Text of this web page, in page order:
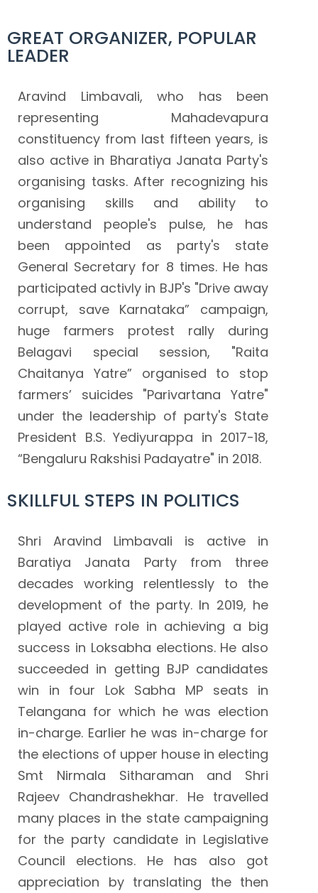
GREAT ORGANIZER, POPULAR
LEADER
Aravind Limbavali, who has been
representing Mahadevapura
constituency from last fifteen years, is
also active in Bharatiya Janata Party's
organising tasks. After recognizing his
organising skills and ability to
understand people's pulse, he has
been appointed as party's state
General Secretary for 8 times. He has
participated activly in BJP's "Drive away
corrupt, save Karnataka” campaign,
huge farmers protest rally during
Belagavi special session, "Raita
Chaitanya Yatre” organised to stop
farmers’ suicides "Parivartana Yatre"
under the leadership of party's State
President B.S. Yediyurappa in 2017-18,
“Bengaluru Rakshisi Padayatre" in 2018.
SKILLFUL STEPS IN POLITICS
Shri Aravind Limbavali is active in
Baratiya Janata Party from three
decades working relentlessly to the
development of the party. In 2019, he
played active role in achieving a big
success in Loksabha elections. He also
succeeded in getting BJP candidates
win in four Lok Sabha MP seats in
Telangana for which he was election
in-charge. Earlier he was in-charge for
the elections of upper house in electing
Smt Nirmala Sitharaman and Shri
Rajeev Chandrashekhar. He travelled
many places in the state campaigning
for the party candidate in Legislative
Council elections. He has also got
appreciation by translating the then